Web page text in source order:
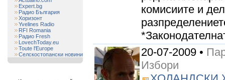
Expert.bg
Радио България
Хоризонт
Yvelines Radio
RFI Romania
Радио Fresh
LovechToday.eu
Toute l'Europe
Селскостопански новини
комисиите и
20-07-2009 •
Избори